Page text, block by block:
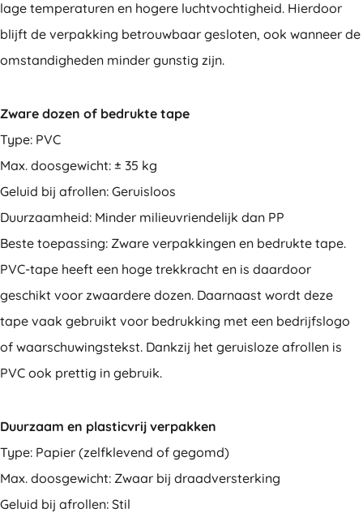
lage temperaturen en hogere luchtvochtigheid. Hierdoor
blijft de verpakking betrouwbaar gesloten, ook wanneer de
omstandigheden minder gunstig zijn.
Zware dozen of bedrukte tape
Type: PVC
Max. doosgewicht: ± 35 kg
Geluid bij afrollen: Geruisloos
Duurzaamheid: Minder milieuvriendelijk dan PP
Beste toepassing: Zware verpakkingen en bedrukte tape.
PVC-tape heeft een hoge trekkracht en is daardoor
geschikt voor zwaardere dozen. Daarnaast wordt deze
tape vaak gebruikt voor bedrukking met een bedrijfslogo
of waarschuwingstekst. Dankzij het geruisloze afrollen is
PVC ook prettig in gebruik.
Duurzaam en plasticvrij verpakken
Type: Papier (zelfklevend of gegomd)
Max. doosgewicht: Zwaar bij draadversterking
Geluid bij afrollen: Stil